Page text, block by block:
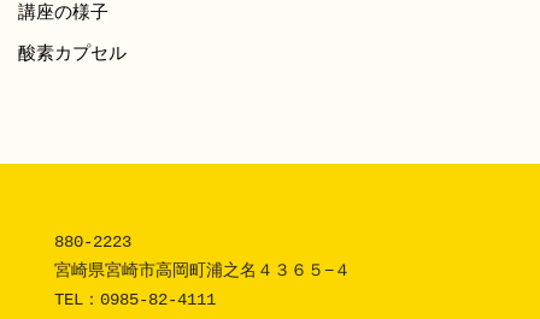
講座の様子
酸素カプセル
880-2223
宮崎県宮崎市高岡町浦之名４３６５−４
TEL： 0985-82-4111